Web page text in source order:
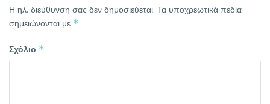
Η ηλ. διεύθυνση σας δεν δημοσιεύεται. Τα υποχρεωτικά πεδία
σημειώνονται με *
Σχόλιο *